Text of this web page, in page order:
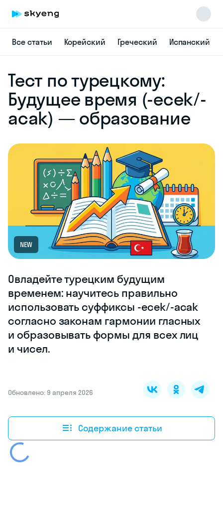
Все статьи Корейский Греческий Испанский
Тест по турецкому:
Будущее время (-ecek/-
acak) — образование
NEW
Овладейте турецким будущим
временем: научитесь правильно
использовать суффиксы -ecek/-acak
согласно законам гармонии гласных
и образовывать формы для всех лиц
и чисел.
Обновлено: 9 апреля 2026
Содержание статьи
online